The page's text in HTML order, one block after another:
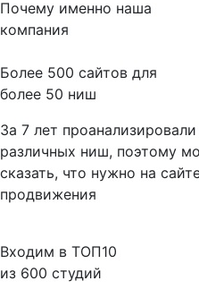
Почему именно наша
компания
Более 500 сайтов для
более 50 ниш
За 7 лет
различных ниш, поэтому
сказать, что нужно на
продвижения
Входим в ТОП10
из 600 студий